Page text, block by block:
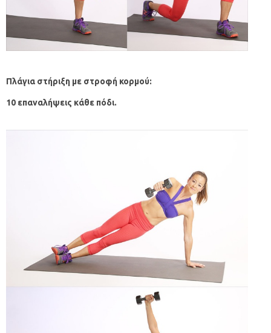
Πλάγια στήριξη με στροφή κορμού:
10 επαναλήψεις κάθε πόδι.